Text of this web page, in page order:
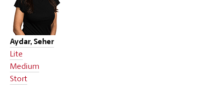
Aydar, Seher
Lite
Medium
Stort